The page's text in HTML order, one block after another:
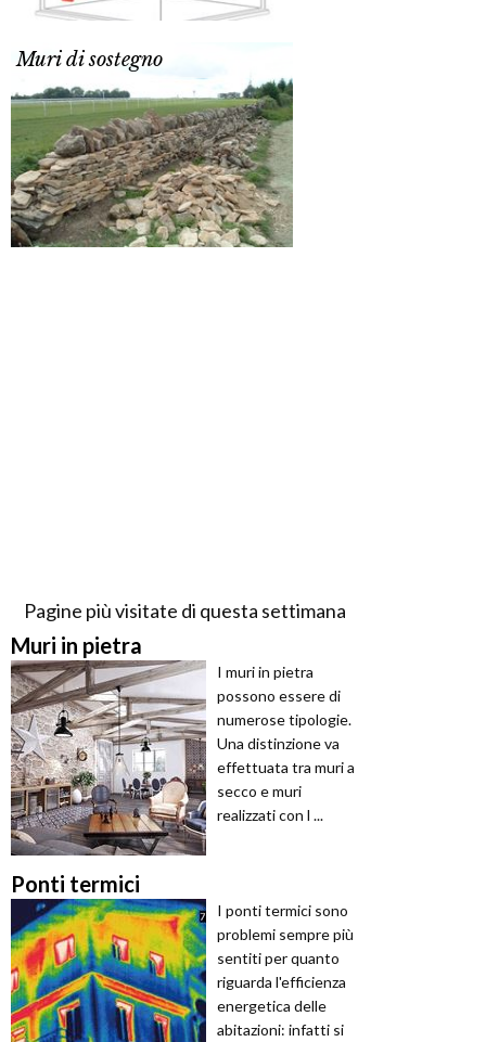
Muri di sostegno
Pagine più visitate di questa settimana
Muri in pietra
I muri in pietra
possono essere di
numerose tipologie.
Una distinzione va
effettuata tra muri a
secco e muri
realizzati con l ...
Ponti termici
I ponti termici sono
problemi sempre più
sentiti per quanto
riguarda l'efficienza
energetica delle
abitazioni: infatti si